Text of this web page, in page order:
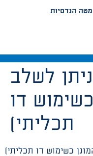
הנדסיות
לשלב
דו
תכליתי)
כשימוש דו תכליתי)